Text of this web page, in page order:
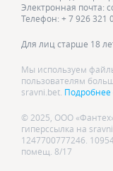
Электронная почта:
Телефон: + 7 926 321
Для лиц старше 18
Мы используем
пользователям
sravni.bet. Подробнее
© 2025, ООО
гиперссылка на
1247700777246.
помещ. 8/17